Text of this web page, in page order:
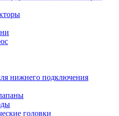
нижнего подключения
головки